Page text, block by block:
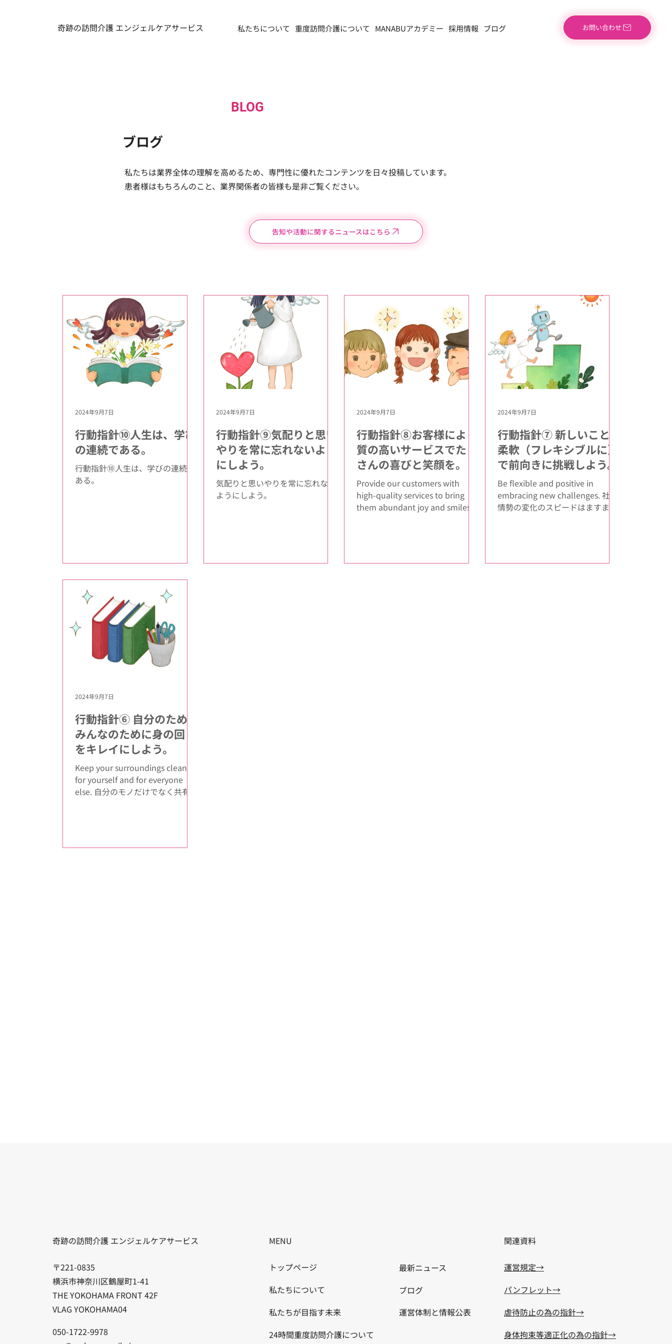
​奇跡の訪問介護 エンジェルケアサービス 私たちについて 重度訪問介護について MANABUアカデミー 採用情報 ブログ お問い合わせ
​BLOG
ブログ
私たちは業界全体の理解を高めるため、専門性に優れたコンテンツを日々投稿しています。
患者様はもちろんのこと、業界関係者の皆様も是非ご覧ください。
告知や活動に関するニュースはこちら
行動指針⑩⼈⽣は、学び
の連続である。
行動指針⑩⼈⽣は、学びの連続で
ある。
2024年9月7日
行動指針⑨気配りと思い
やりを常に忘れないよう
にしよう。
気配りと思いやりを常に忘れない
ようにしよう。
2024年9月7日
行動指針⑧お客様により
質の⾼いサービスでたく
さんの喜びと笑顔を。
Provide our customers with
high-quality services to bring
them abundant joy and smiles.
2024年9月7日
行動指針⑦ 新しいことに
柔軟（フレキシブルに）
で前向きに挑戦しよう。
Be flexible and positive in
embracing new challenges. 社会
情勢の変化のスピードはますます
2024年9月7日
行動指針⑥ ⾃分のため、
みんなのために⾝の回り
をキレイにしよう。
Keep your surroundings clean
for yourself and for everyone
else. ⾃分のモノだけでなく共有で
2024年9月7日
MENU
​トップページ
私たちについて
私たちが目指す未来
24時間重度訪問介護について
​最新ニュース
ブログ
運営体制と情報公表
奇跡の訪問介護 エンジェルケアサービス
〒221-0835
横浜市神奈川区鶴屋町1-41
THE YOKOHAMA FRONT 42F
VLAG YOKOHAMA04
050-1722-9978
​関連資料
運営規定→
パンフレット→
虐待防止の為の指針→
身体拘束等適正化の為の指針→